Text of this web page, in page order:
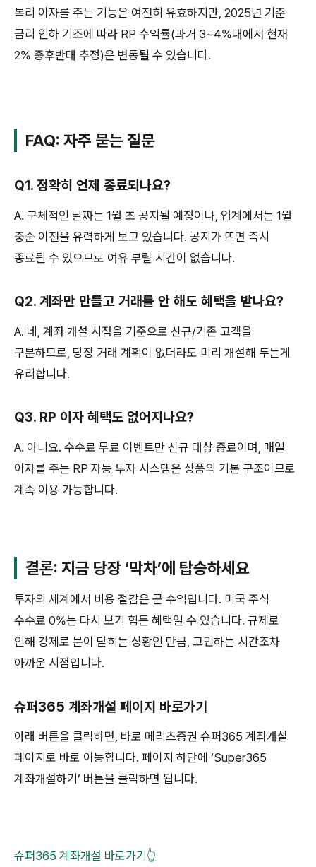
복리 이자를 주는 기능은 여전히 유효하지만, 2025년 기준
금리 인하 기조에 따라 RP 수익률(과거 3~4%대에서 현재
2% 중후반대 추정)은 변동될 수 있습니다.
FAQ: 자주 묻는 질문
Q1. 정확히 언제 종료되나요?
A. 구체적인 날짜는 1월 초 공지될 예정이나, 업계에서는 1월
중순 이전을 유력하게 보고 있습니다. 공지가 뜨면 즉시
종료될 수 있으므로 여유 부릴 시간이 없습니다.
Q2. 계좌만 만들고 거래를 안 해도 혜택을 받나요?
A. 네, 계좌 개설 시점을 기준으로 신규/기존 고객을
구분하므로, 당장 거래 계획이 없더라도 미리 개설해 두는게
유리합니다.
Q3. RP 이자 혜택도 없어지나요?
A. 아니요. 수수료 무료 이벤트만 신규 대상 종료이며, 매일
이자를 주는 RP 자동 투자 시스템은 상품의 기본 구조이므로
계속 이용 가능합니다.
결론: 지금 당장 ‘막차’에 탑승하세요
투자의 세계에서 비용 절감은 곧 수익입니다. 미국 주식
수수료 0%는 다시 보기 힘든 혜택일 수 있습니다. 규제로
인해 강제로 문이 닫히는 상황인 만큼, 고민하는 시간조차
아까운 시점입니다.
슈퍼365 계좌개설 페이지 바로가기
아래 버튼을 클릭하면, 바로 메리츠증권 슈퍼365 계좌개설
페이지로 바로 이동합니다. 페이지 하단에 ‘Super365
계좌개설하기’ 버튼을 클릭하면 됩니다.
슈퍼365 계좌개설 바로가기👆